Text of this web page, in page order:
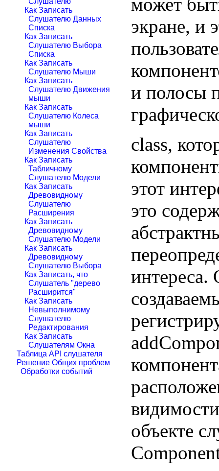
Как Записать
Слушателю Данных
Списка
Как Записать
Слушателю Выбора
Списка
Как Записать
Слушателю Мыши
Как Записать
Слушателю Движения
мыши
Как Записать
Слушателю Колеса
мыши
Как Записать
Слушателю
Изменения Свойства
Как Записать
Табличному
Слушателю Модели
Как Записать
Древовидному
Слушателю
Расширения
Как Записать
Древовидному
Слушателю Модели
Как Записать
Древовидному
Слушателю Выбора
Как Записать, что
Слушатель "дерево
Расширится"
Как Записать
Невыполнимому
Слушателю
Редактирования
Как Записать
Слушателям Окна
Таблица API слушателя
Решение Общих проблем
Обработки событий
экране, и
и полосы
class,
этот
это
интереса.
объекте